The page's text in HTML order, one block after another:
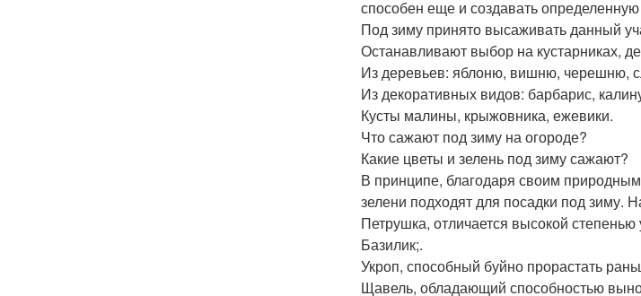
способен еще и создавать
Под зиму принято высаживать данный
Останавливают выбор на кустарниках,
Из деревьев: яблоню, вишню, черешню,
Из декоративных видов: барбарис,
Кусты малины, крыжовника, ежевики.
Что сажают под зиму на огороде?
Какие цветы и зелень под зиму сажают?
В принципе, благодаря своим
зелени подходят для посадки под зиму.
Петрушка, отличается высокой
Базилик;.
Укроп, способный буйно прорастать
Щавель, обладающий способностью